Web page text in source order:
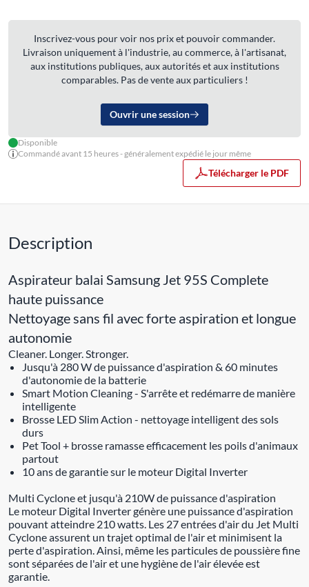
Inscrivez-vous pour voir nos prix et pouvoir commander.
Livraison uniquement à l'industrie, au commerce, à l'artisanat,
aux institutions publiques, aux autorités et aux institutions
comparables. Pas de vente aux particuliers !
Ouvrir une session
Disponible
Commandé avant 15 heures - généralement expédié le jour même
Télécharger le PDF
Description
Aspirateur balai Samsung Jet 95S Complete
haute puissance
Nettoyage sans fil avec forte aspiration et longue
autonomie
Cleaner. Longer. Stronger.
Jusqu'à 280 W de puissance d'aspiration & 60 minutes
d'autonomie de la batterie
Smart Motion Cleaning - S'arrête et redémarre de manière
intelligente
Brosse LED Slim Action - nettoyage intelligent des sols
durs
Pet Tool + brosse ramasse efficacement les poils d'animaux
partout
10 ans de garantie sur le moteur Digital Inverter
Multi Cyclone et jusqu'à 210W de puissance d'aspiration
Le moteur Digital Inverter génère une puissance d'aspiration
pouvant atteindre 210 watts. Les 27 entrées d'air du Jet Multi
Cyclone assurent un trajet optimal de l'air et minimisent la
perte d'aspiration. Ainsi, même les particules de poussière fine
sont séparées de l'air et une hygiène de l'air élevée est
garantie.